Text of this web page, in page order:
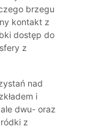
brzegu
kontakt z
dostęp do
z
nad
i
dwu- oraz
z